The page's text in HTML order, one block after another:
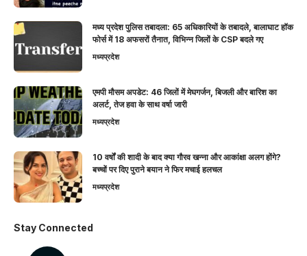
मध्य प्रदेश पुलिस तबादला: 65 अधिकारियों के तबादले, बालाघाट हॉक
फोर्स में 18 अफसरों तैनात, विभिन्न जिलों के CSP बदले गए
मध्यप्रदेश
एमपी मौसम अपडेट: 46 जिलों में मेघगर्जन, बिजली और बारिश का
अलर्ट, तेज हवा के साथ वर्षा जारी
मध्यप्रदेश
10 वर्षों की शादी के बाद क्या गौरव खन्ना और आकांक्षा अलग होंगे?
बच्चों पर दिए पुराने बयान ने फिर मचाई हलचल
मध्यप्रदेश
Stay Connected